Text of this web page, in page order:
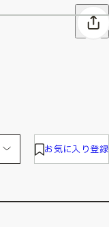
延期のご案内
お気に入り登録